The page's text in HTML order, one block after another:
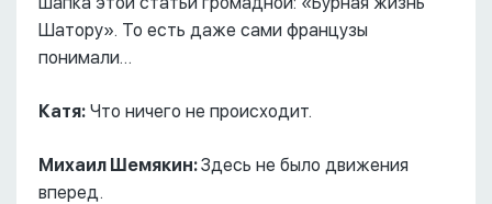
Шатору». То есть даже сами французы
понимали…
Катя: Что ничего не происходит.
Михаил Шемякин:Здесь не было движения
вперед.